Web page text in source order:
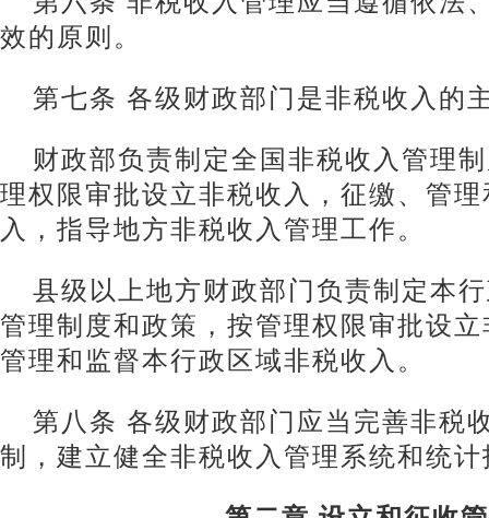
效的原则。
第七条 各级财政部门是非税收入的
财政部负责制定全国非税收入管理
理权限审批设立非税收入，征缴、管
入，指导地方非税收入管理工作。
县级以上地方财政部门负责制定本
管理制度和政策，按管理权限审批设
管理和监督本行政区域非税收入。
第八条 各级财政部门应当完善非税
制，建立健全非税收入管理系统和统